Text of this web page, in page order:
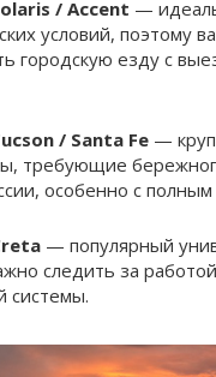
/ Accent —
условий, поэтому
городскую езду с
/ Santa Fe —
требующие
особенно с
— популярный
следить за
системы.